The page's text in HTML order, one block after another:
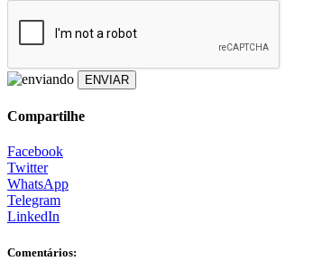
ENVIAR
Compartilhe
Facebook
Twitter
WhatsApp
Telegram
LinkedIn
Comentários: